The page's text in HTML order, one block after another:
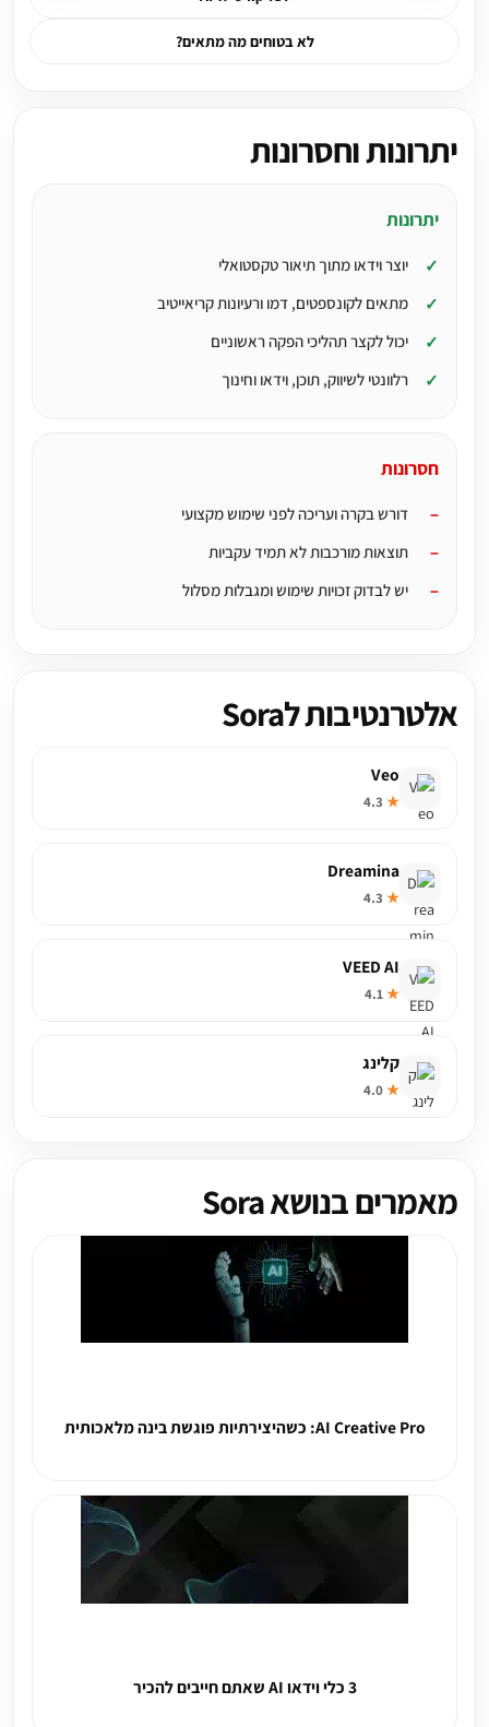
לא בטוחים מה מתאים?
יתרונות וחסרונות
יתרונות
יוצר וידאו מתוך תיאור טקסטואלי
מתאים לקונספטים, דמו ורעיונות קריאייטיב
יכול לקצר תהליכי הפקה ראשוניים
רלוונטי לשיווק, תוכן, וידאו וחינוך
חסרונות
דורש בקרה ועריכה לפני שימוש מקצועי
תוצאות מורכבות לא תמיד עקביות
יש לבדוק זכויות שימוש ומגבלות מסלול
אלטרנטיבות לSora
Veo
★
Dreamina
★
VEED AI
★
קלינג
★
מאמרים בנושא Sora
AI Creative Pro: כשהיצירתיות פוגשת בינה מלאכותית
3 כלי וידאו AI שאתם חייבים להכיר